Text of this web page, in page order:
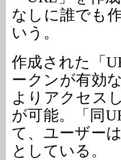
なしに誰でも
いう。
作成された「
ークンが有効
よりアクセス
が可能。「同
て、ユーザー
としている。